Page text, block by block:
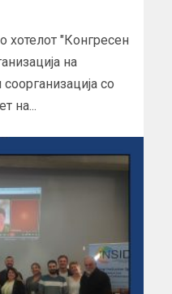
хотелот "Конгресен
на
со
на...